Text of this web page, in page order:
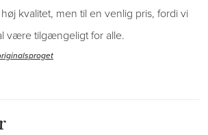
kvalitet, men til en venlig pris, fordi vi
være tilgængeligt for alle.